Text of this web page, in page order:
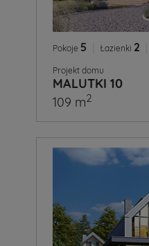
Pokoje 5 Łazienki 2
Projekt domu
MALUTKI 10
109 m2